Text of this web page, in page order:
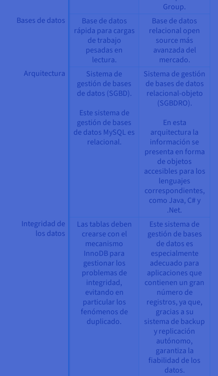
Group.
Bases de datos
Base de datos
rápida para cargas
de trabajo
pesadas en
lectura.
Base de datos
relacional open
source más
avanzada del
mercado.
Arquitectura
Sistema de
gestión de bases
de datos (SGBD).
Este sistema de
gestión de bases
de datos MySQL es
relacional.
Sistema de gestión
de bases de datos
relacional-objeto
(SGBDRO).
En esta
arquitectura la
información se
presenta en forma
de objetos
accesibles para los
lenguajes
correspondientes,
como Java, C# y
.Net.
Integridad de
los datos
Las tablas deben
crearse con el
mecanismo
InnoDB para
gestionar los
problemas de
integridad,
evitando en
particular los
fenómenos de
duplicado.
Este sistema de
gestión de bases
de datos es
especialmente
adecuado para
aplicaciones que
contienen un gran
número de
registros, ya que,
gracias a su
sistema de backup
y replicación
autónomo,
garantiza la
fiabilidad de los
datos.